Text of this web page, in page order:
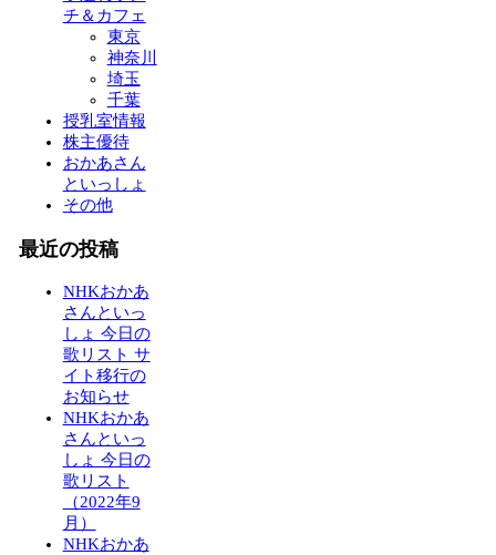
チ＆カフェ
東京
神奈川
埼玉
千葉
授乳室情報
株主優待
おかあさん
といっしょ
その他
最近の投稿
NHKおかあ
さんといっ
しょ 今日の
歌リスト サ
イト移行の
お知らせ
NHKおかあ
さんといっ
しょ 今日の
歌リスト
（2022年9
月）
NHKおかあ